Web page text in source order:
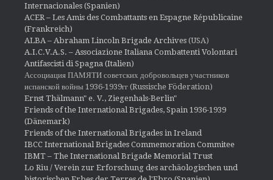
Internacionales (Spanien)
ACER – Les Amis des Combattants en Espagne Républicaine
(Frankreich)
ALBA – Abraham Lincoln Brigade Archives (USA)
A.I.C.V.A.S. – Associazione Italiana Combattenti Volontari
Antifascisti di Spagna (Italien)
Ассоциация ПАМЯТИ советских добровольцев участников
испанской войны 1936-1939гг (Russische Föderation)
Ernst Thälmann" e. V., Ziegenhals-Berlin"
Friends of the International Brigades, Spain 1936-1939
(Dänemark)
Friends of the International Brigades in Ireland
IBCC International Brigades Commemoration Commitee
IBMT – The International Brigade Memorial Trust
Lo Riu / Verein zur Erforschung des archäologischen und